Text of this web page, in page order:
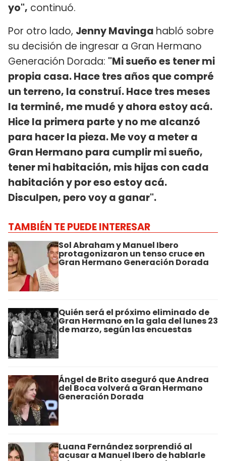
yo", continuó.
Por otro lado, Jenny Mavinga habló sobre
su decisión de ingresar a Gran Hermano
Generación Dorada: "Mi sueño es tener mi
propia casa. Hace tres años que compré
un terreno, la construí. Hace tres meses
la terminé, me mudé y ahora estoy acá.
Hice la primera parte y no me alcanzó
para hacer la pieza. Me voy a meter a
Gran Hermano para cumplir mi sueño,
tener mi habitación, mis hijas con cada
habitación y por eso estoy acá.
Disculpen, pero voy a ganar".
TAMBIÉN TE PUEDE INTERESAR
Sol Abraham y Manuel Ibero
protagonizaron un tenso cruce en
Gran Hermano Generación Dorada
Quién será el próximo eliminado de
Gran Hermano en la gala del lunes 23
de marzo, según las encuestas
Ángel de Brito aseguró que Andrea
del Boca volverá a Gran Hermano
Generación Dorada
Luana Fernández sorprendió al
acusar a Manuel Ibero de hablarle